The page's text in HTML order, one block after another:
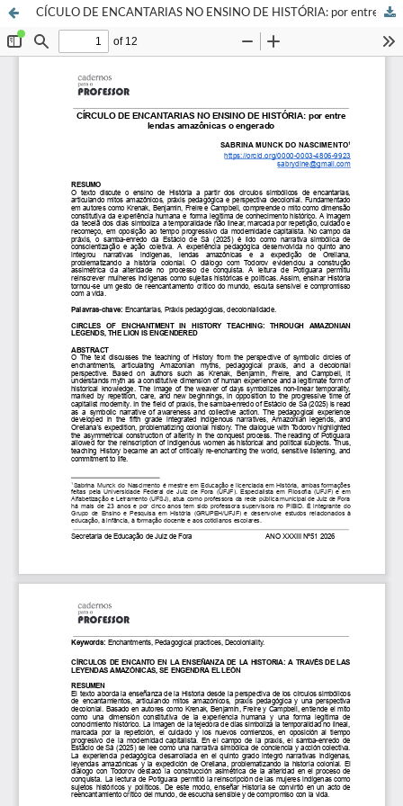
CÍCULO DE ENCANTARIAS NO ENSINO DE HISTÓRIA: por entre lendas amazônicas o engerado